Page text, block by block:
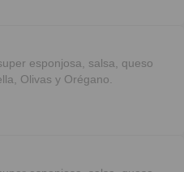
esponjosa, salsa, queso
Olivas y Orégano.